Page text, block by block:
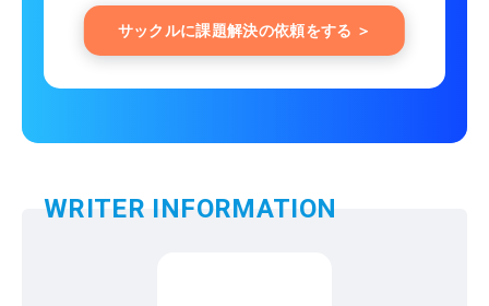
サックルに課題解決の依頼をする ＞
WRITER INFORMATION